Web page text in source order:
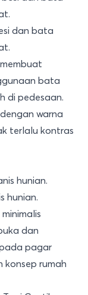
dan bata
bata
di pedesaan.
warna
terlalu kontras
hunian.
dan
pagar
konsep rumah